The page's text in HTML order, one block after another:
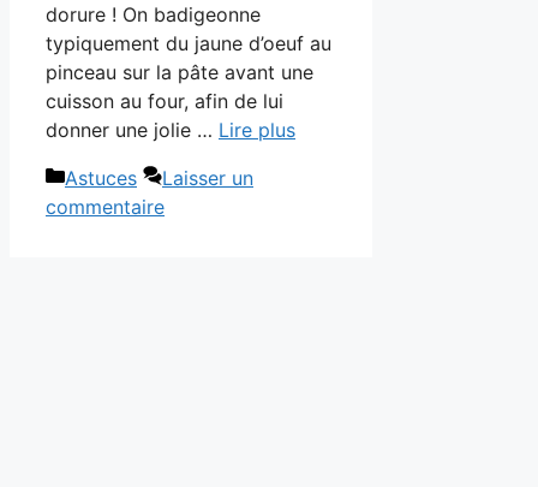
dorure ! On badigeonne
typiquement du jaune d’oeuf au
pinceau sur la pâte avant une
cuisson au four, afin de lui
donner une jolie … Lire plus
Catégories
Astuces
Laisser un
commentaire